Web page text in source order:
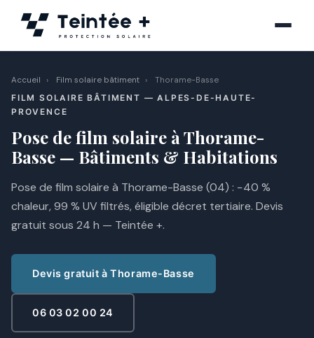
Accueil › Film solaire bâtiment › Thorame-Basse
FILM SOLAIRE BÂTIMENT — ALPES-DE-HAUTE-
PROVENCE
Pose de film solaire à Thorame-
Basse — Bâtiments & Habitations
Pose de film solaire à Thorame-Basse (04) : −40 %
chaleur, 99 % UV filtrés, éligible décret tertiaire. Devis
gratuit sous 24 h — Teintée +.
Devis gratuit à Thorame-Basse
06 03 02 00 24